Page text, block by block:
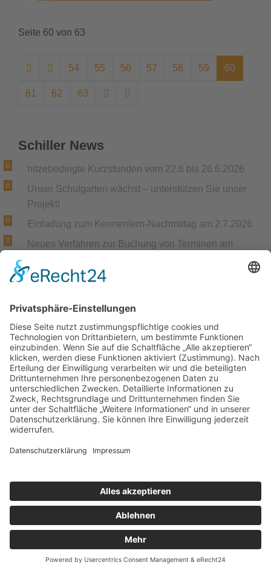
Schiller News
hitzebedingte Kurzstunden vom 22.6 bis 26.6.2026
Unser Schulgarten wächst – unterstützen Sie unser
Projekt!
Einladung zum Kennenlern-Nachmittag am 2.7.2026
Neues Verfahren zur Buchung von Terminen am
Achtung: neue Telefonnummer ab Ende April 2026
Müller
Start der AGs und Lernstudios ab dem 16.2.2026
Distanzunterricht am 12.01.2026
Anmeldungen für das Schuljahr 2026/27
Einladung zum Projekttag Naturwissenschaften am
5.2.2026
Digitaler Informationsabend am 10.12.2025
Seite 60 von 63
54 55 56 57 58 59 60
61 62 63
Schiller Witten © 2025
Datenschutzerklärung
Kontakt & Anfahrt
Login Suchen
Sitemap
Barrierefreiheit